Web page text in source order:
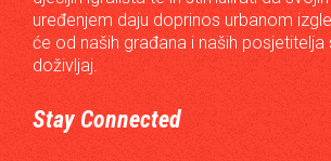
uređenjem daju doprinos urbanom
će od naših građana i naših
doživljaj.
Stay Connected